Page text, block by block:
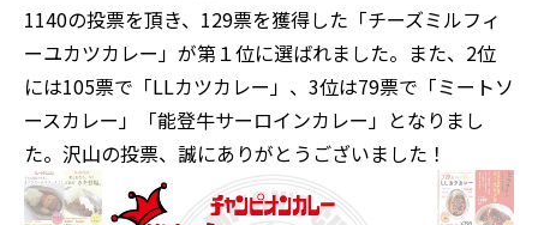
1140の投票を頂き、129票を獲得した「チーズミルフィ
ーユカツカレー」が第１位に選ばれました。また、2位
には105票で「LLカツカレー」、3位は79票で「ミートソ
ースカレー」「能登牛サーロインカレー」となりまし
た。沢山の投票、誠にありがとうございました！